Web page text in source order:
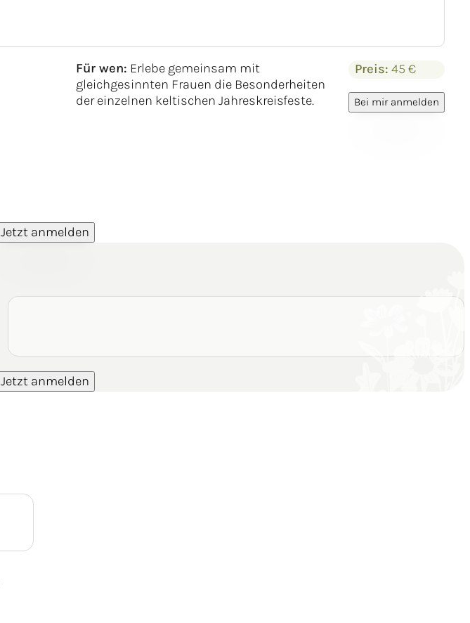
Für wen: Erlebe gemeinsam mit
gleichgesinnten Frauen die Besonderheiten
der einzelnen keltischen Jahreskreisfeste.
Preis: 45 €
Bei mir anmelden
Jetzt anmelden
Jetzt anmelden